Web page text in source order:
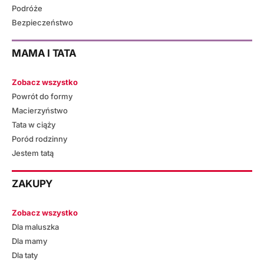
Podróże
Bezpieczeństwo
MAMA I TATA
Zobacz wszystko
Powrót do formy
Macierzyństwo
Tata w ciąży
Poród rodzinny
Jestem tatą
ZAKUPY
Zobacz wszystko
Dla maluszka
Dla mamy
Dla taty